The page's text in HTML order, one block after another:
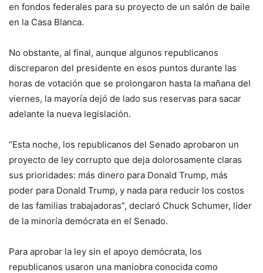
en fondos federales para su proyecto de un salón de baile
en la Casa Blanca.
No obstante, al final, aunque algunos republicanos
discreparon del presidente en esos puntos durante las
horas de votación que se prolongaron hasta la mañana del
viernes, la mayoría dejó de lado sus reservas para sacar
adelante la nueva legislación.
“Esta noche, los republicanos del Senado aprobaron un
proyecto de ley corrupto que deja dolorosamente claras
sus prioridades: más dinero para Donald Trump, más
poder para Donald Trump, y nada para reducir los costos
de las familias trabajadoras”, declaró Chuck Schumer, líder
de la minoría demócrata en el Senado.
Para aprobar la ley sin el apoyo demócrata, los
republicanos usaron una maniobra conocida como